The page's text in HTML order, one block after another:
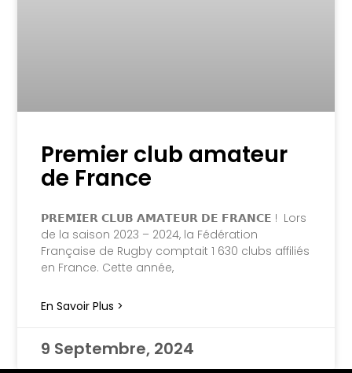
Premier club amateur
de France
𝗣𝗥𝗘𝗠𝗜𝗘𝗥 𝗖𝗟𝗨𝗕 𝗔𝗠𝗔𝗧𝗘𝗨𝗥 𝗗𝗘 𝗙𝗥𝗔𝗡𝗖𝗘 ! Lors
de la saison 2023 – 2024, la Fédération
Française de Rugby comptait 1 630 clubs affiliés
en France. Cette année,
En Savoir Plus >
9 Septembre, 2024